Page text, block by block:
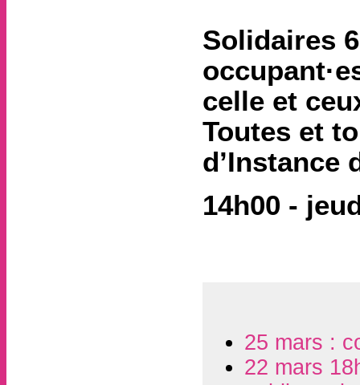
Solidaires
celle et
Toutes et
d’Instance
14h00 -
25 mars :
22 mars